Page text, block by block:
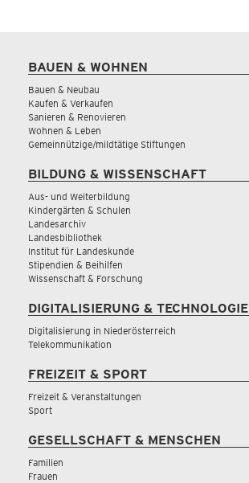
BAUEN & WOHNEN
Bauen & Neubau
Kaufen & Verkaufen
Sanieren & Renovieren
Wohnen & Leben
Gemeinnützige/mildtätige Stiftungen
BILDUNG & WISSENSCHAFT
Aus- und Weiterbildung
Kindergärten & Schulen
Landesarchiv
Landesbibliothek
Institut für Landeskunde
Stipendien & Beihilfen
Wissenschaft & Forschung
DIGITALISIERUNG & TECHNOLOGIE
Digitalisierung in Niederösterreich
Telekommunikation
FREIZEIT & SPORT
Freizeit & Veranstaltungen
Sport
GESELLSCHAFT & MENSCHEN
Familien
Frauen